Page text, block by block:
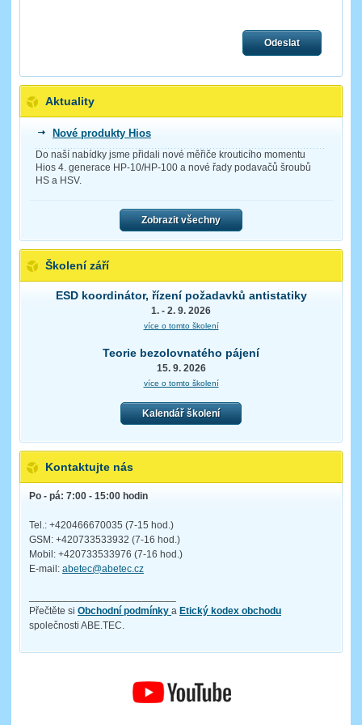
Odeslat
Aktuality
Nové produkty Hios
Do naší nabídky jsme přidali nové měřiče krouticího momentu
Hios 4. generace HP-10/HP-100 a nové řady podavačů šroubů
HS a HSV.
Zobrazit všechny
Školení září
ESD koordinátor, řízení požadavků antistatiky
1. - 2. 9. 2026
více o tomto školení
Teorie bezolovnatého pájení
15. 9. 2026
více o tomto školení
Kalendář školení
Kontaktujte nás
Po - pá: 7:00 - 15:00 hodin
Tel.: +420466670035 (7-15 hod.)
GSM: +420733533932 (7-16 hod.)
Mobil: +420733533976 (7-16 hod.)
E-mail: abetec@abetec.cz
Přečtěte si Obchodní podmínky a Etický kodex obchodu
společnosti ABE.TEC.